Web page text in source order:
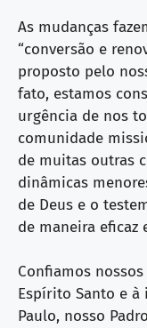
As mudanças
“conversão e
proposto pelo
fato, estamos
urgência de nos
comunidade
de muitas outras
dinâmicas
de Deus e o
de maneira eficaz
Confiamos
Espírito Santo e à
Paulo, nosso